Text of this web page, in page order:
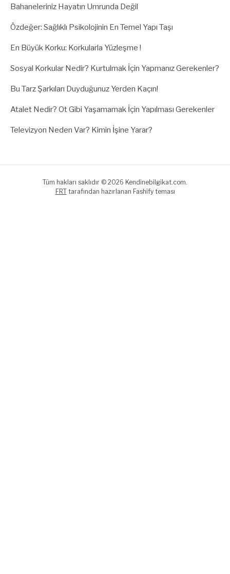
Bahaneleriniz Hayatın Umrunda Değil
Özdeğer: Sağlıklı Psikolojinin En Temel Yapı Taşı
En Büyük Korku: Korkularla Yüzleşme !
Sosyal Korkular Nedir? Kurtulmak İçin Yapmanız Gerekenler?
Bu Tarz Şarkıları Duyduğunuz Yerden Kaçın!
Atalet Nedir? Ot Gibi Yaşamamak İçin Yapılması Gerekenler
Televizyon Neden Var? Kimin İşine Yarar?
Tüm hakları saklıdır © 2026 Kendinebilgikat.com.
FRTtarafından hazırlanan Fashify teması